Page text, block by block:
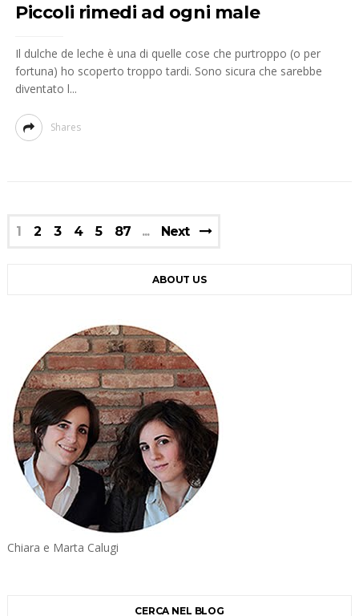
Piccoli rimedi ad ogni male
Il dulche de leche è una di quelle cose che purtroppo (o per
fortuna) ho scoperto troppo tardi. Sono sicura che sarebbe
diventato l...
Shares
1 2 3 4 5 87 Next
ABOUT US
Chiara e Marta Calugi
CERCA NEL BLOG